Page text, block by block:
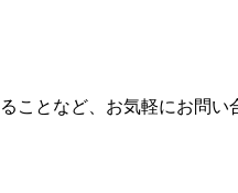
ことなど、お気軽にお問い